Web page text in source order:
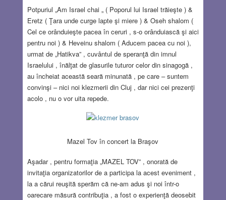
Potpuriul „Am Israel chai „ ( Poporul lui Israel trăieşte ) &
Eretz ( Ţara unde curge lapte şi miere ) & Oseh shalom (
Cel ce orânduieşte pacea în ceruri , s-o orânduiască şi aici
pentru noi ) & Heveinu shalom ( Aducem pacea cu noi ),
urmat de „Hatikva” , cuvântul de speranţă din imnul
Israelului , înălţat de glasurile tuturor celor din sinagogă ,
au încheiat această seară minunată , pe care – suntem
convinşi – nici noi klezmerii din Cluj , dar nici cei prezenţi
acolo , nu o vor uita repede.
Mazel Tov în concert la Braşov
Aşadar , pentru formaţia „MAZEL TOV” , onorată de
invitaţia organizatorilor de a participa la acest eveniment ,
la a cărui reuşită sperăm că ne-am adus şi noi într-o
oarecare măsură contribuţia , a fost o experienţă deosebit